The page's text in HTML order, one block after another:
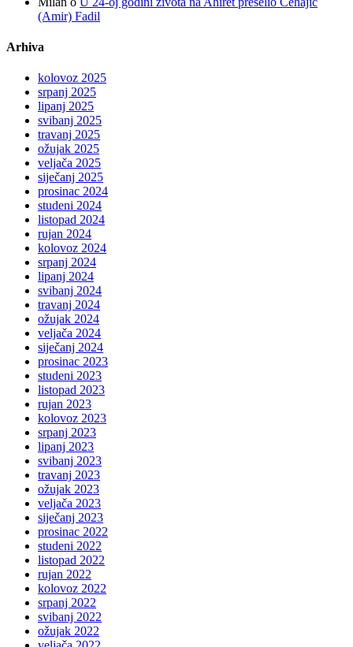
(Amir) Fadil
Arhiva
kolovoz 2025
srpanj 2025
lipanj 2025
svibanj 2025
travanj 2025
ožujak 2025
veljača 2025
siječanj 2025
prosinac 2024
studeni 2024
listopad 2024
rujan 2024
kolovoz 2024
srpanj 2024
lipanj 2024
svibanj 2024
travanj 2024
ožujak 2024
veljača 2024
siječanj 2024
prosinac 2023
studeni 2023
listopad 2023
rujan 2023
kolovoz 2023
srpanj 2023
lipanj 2023
svibanj 2023
travanj 2023
ožujak 2023
veljača 2023
siječanj 2023
prosinac 2022
studeni 2022
listopad 2022
rujan 2022
kolovoz 2022
srpanj 2022
svibanj 2022
ožujak 2022